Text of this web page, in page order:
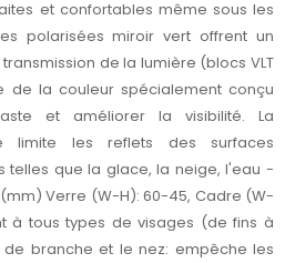
et confortables même sous les
polarisées miroir vert offrent un
de la lumière (blocs VLT
de la couleur spécialement conçu
et améliorer la visibilité. La
limite les reflets des surfaces
telles que la glace, la neige, l'eau -
(mm) Verre (W-H): 60-45, Cadre (W-
à tous types de visages (de fins à
de branche et le nez: empêche les